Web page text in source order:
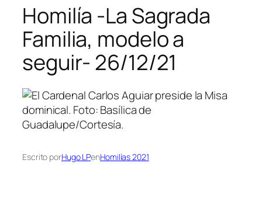
Homilía -La Sagrada
Familia, modelo a
seguir- 26/12/21
Escrito porHugo LPenHomilías 2021